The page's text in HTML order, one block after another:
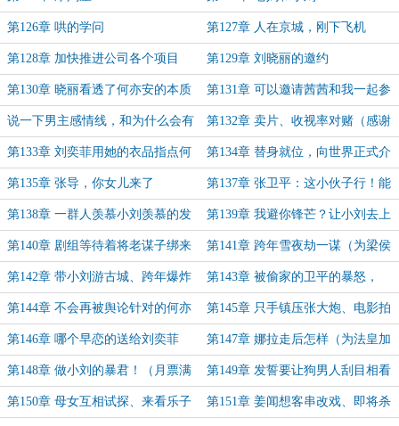
第126章 哄的学问 第127章 人在京城，刚下飞机
第128章 加快推进公司各个项目
（为各位大佬的打赏加更）
第129章 刘晓丽的邀约
第130章 晓丽看透了何亦安的本质
（涉及部分茜茜缴税和退~的纠错内
容）
第131章 可以邀请茜茜和我一起参
加首映礼吗？
说一下男主感情线，和为什么会有
刘晓丽洞悉男主本质的设计
第132章 卖片、收视率对赌（感谢
李壮壮的打赏加更）
第133章 刘奕菲用她的衣品指点何
亦安的着装
第134章 替身就位，向世界正式介
绍茜茜
第135章 张导，你女儿来了 第137章 张卫平：这小伙子行！能
处！
第138章 一群人羡慕小刘羡慕的发
酸（感谢梁侯的盟主，加更！）
第139章 我避你锋芒？让小刘去上
高中
第140章 剧组等待着将老谋子绑来 第141章 跨年雪夜劫一谋（为梁侯
加更）
第142章 带小刘游古城、跨年爆炸
新闻（为梁侯加更）
第143章 被偷家的卫平的暴怒，
《一次别离》开机
第144章 不会再被舆论针对的何亦
安（为法皇加更）
第145章 只手镇压张大炮、电影拍
摄进行时
第146章 哪个早恋的送给刘奕菲
的！！！
第147章 娜拉走后怎样（为法皇加
更）
第148章 做小刘的暴君！（月票满
500加更））
第149章 发誓要让狗男人刮目相看
的傲娇茜茜、有人探班
第150章 母女互相试探、来看乐子 第151章 姜闻想客串改戏、即将杀